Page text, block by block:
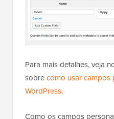
Para mais detalhes, veja
sobrecomo usar campos
WordPress.
Como os campos